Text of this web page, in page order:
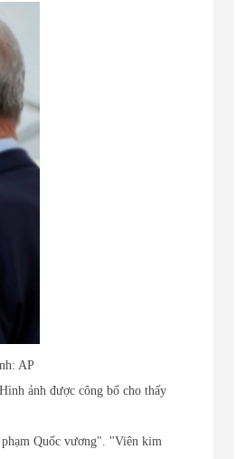
AP
ảnh được công bố cho thấy
Quốc vương". "Viên kim